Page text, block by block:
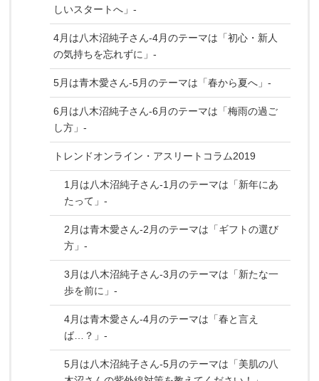
しいスタートへ」-
4月は八木沼純子さん-4月のテーマは「初心・新人
の気持ちを忘れずに」-
5月は青木愛さん-5月のテーマは「春から夏へ」-
6月は八木沼純子さん-6月のテーマは「梅雨の過ご
し方」-
トレンドオンライン・アスリートコラム2019
1月は八木沼純子さん-1月のテーマは「新年にあ
たって」-
2月は青木愛さん-2月のテーマは「ギフトの選び
方」-
3月は八木沼純子さん-3月のテーマは「新たな一
歩を前に」-
4月は青木愛さん-4月のテーマは「春と言え
ば…？」-
5月は八木沼純子さん-5月のテーマは「美肌の八